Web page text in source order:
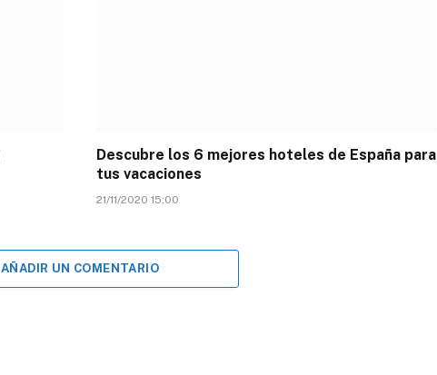
Descubre los 6 mejores hoteles de España para
tus vacaciones
21/11/2020 15:00
AÑADIR UN COMENTARIO